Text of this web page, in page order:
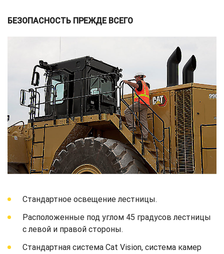
БЕЗОПАСНОСТЬ ПРЕЖДЕ ВСЕГО
Стандартное освещение лестницы.
Расположенные под углом 45 градусов лестницы
с левой и правой стороны.
Стандартная система Cat Vision, система камер